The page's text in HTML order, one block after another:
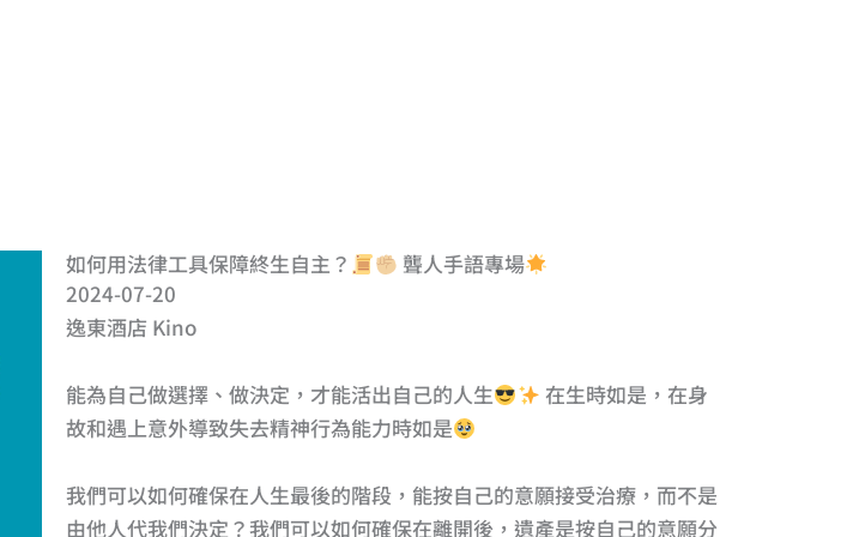
如何用法律工具保障終生自主？
聾人手語專場
2024-07-20
逸東酒店 Kino
能為自己做選擇、做決定，才能活出自己的人生
在生時如是，在身
故和遇上意外導致失去精神行為能力時如是
我們可以如何確保在人生最後的階段，能按自己的意願接受治療，而不是
由他人代我們決定？我們可以如何確保在離開後，遺產是按自己的意願分